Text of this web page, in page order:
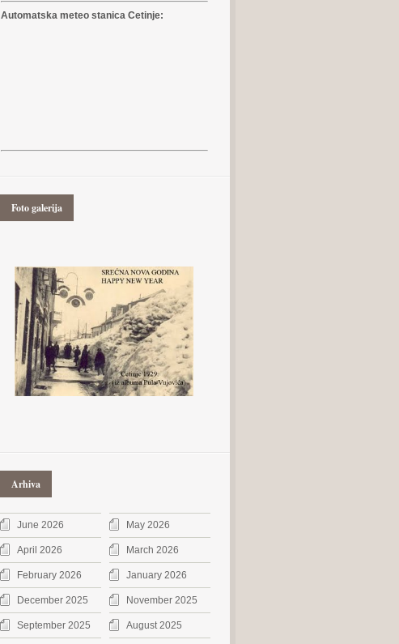
Automatska meteo stanica Cetinje:
Foto galerija
Arhiva
June 2026 May 2026
April 2026 March 2026
February 2026 January 2026
December 2025 November 2025
September 2025 August 2025